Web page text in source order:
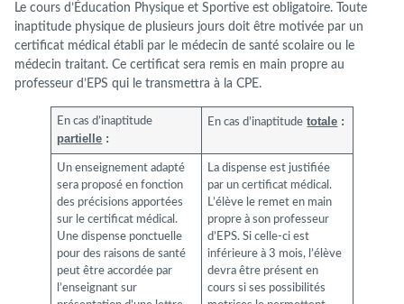
Le cours d’Éducation Physique et Sportive est obligatoire. Toute
inaptitude physique de plusieurs jours doit être motivée par un
certificat médical établi par le médecin de santé scolaire ou le
médecin traitant. Ce certificat sera remis en main propre au
professeur d’EPS qui le transmettra à la CPE.
En cas d’inaptitude
partielle :
En cas d’inaptitude totale :
Un enseignement adapté
sera proposé en fonction
des précisions apportées
sur le certificat médical.
Une dispense ponctuelle
pour des raisons de santé
peut être accordée par
l’enseignant sur
La dispense est justifiée
par un certificat médical.
L’élève le remet en main
propre à son professeur
d’EPS. Si celle-ci est
inférieure à 3 mois, l’élève
devra être présent en
cours si ses possibilités